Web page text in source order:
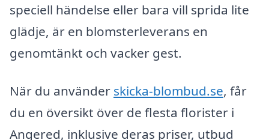
speciell händelse eller bara vill sprida lite
glädje, är en blomsterleverans en
genomtänkt och vacker gest.
När du använder skicka-blombud.se, får
du en översikt över de flesta florister i
Angered, inklusive deras priser, utbud